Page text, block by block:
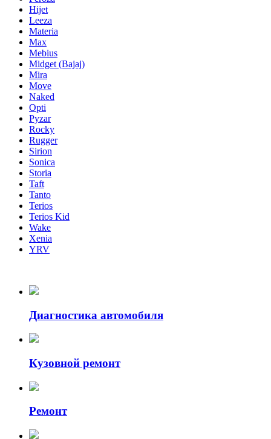
Hijet
Leeza
Materia
Max
Mebius
Midget (Bajaj)
Mira
Move
Naked
Opti
Pyzar
Rocky
Rugger
Sirion
Sonica
Storia
Taft
Tanto
Terios
Terios Kid
Wake
Xenia
YRV
Диагностика автомобиля
Кузовной ремонт
Ремонт